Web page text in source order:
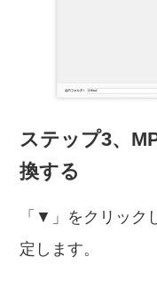
ステップ3、
換する
「▼」をクリック
定します。